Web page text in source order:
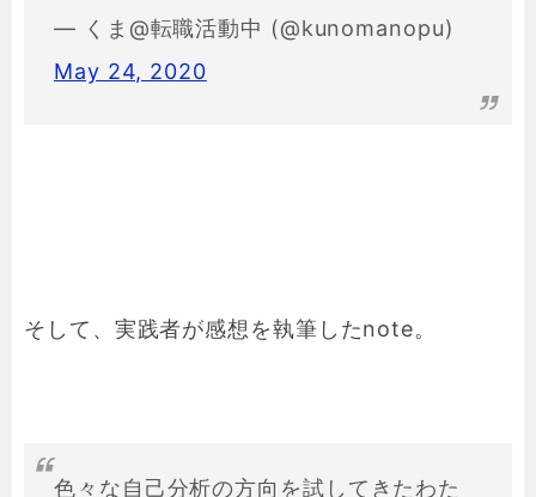
— くま@転職活動中 (@kunomanopu)
May 24, 2020
そして、実践者が感想を執筆したnote。
色々な自己分析の方向を試してきたわた